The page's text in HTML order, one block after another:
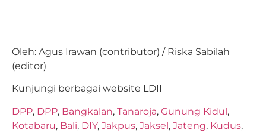
Oleh: Agus Irawan (contributor) / Riska Sabilah
(editor)
Kunjungi berbagai website LDII
DPP, DPP, Bangkalan, Tanaroja, Gunung Kidul,
Kotabaru, Bali, DIY, Jakpus, Jaksel, Jateng, Kudus,